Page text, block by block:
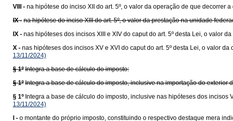
VIII - na hipótese do inciso XII do art. 5º, o valor da operação de que decorrer a
IX - na hipótese do inciso XIII do art. 5º, o valor da prestação na unidade
IX - nas hipóteses dos incisos XIII e XIV do caput do art. 5º desta Lei, o valor
X - nas hipóteses dos incisos XV e XVI do caput do art. 5º desta Lei, o valor
13/11/2024)
§ 1º Integra a base de cálculo do imposto:
§ 1º Integra a base de cálculo do imposto, inclusive na importação do exterior
§ 1º Integra a base de cálculo do imposto, inclusive nas hipóteses dos incisos
13/11/2024)
I - o montante do próprio imposto, constituindo o respectivo destaque mera